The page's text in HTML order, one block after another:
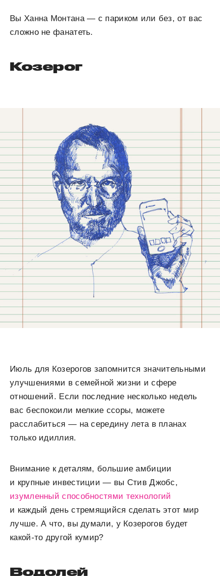
Вы Ханна Монтана — с париком или без, от вас
сложно не фанатеть.
Козерог
Июль для Козерогов запомнится значительными
улучшениями в семейной жизни и сфере
отношений. Если последние несколько недель
вас беспокоили мелкие ссоры, можете
расслабиться — на середину лета в планах
только идиллия.
Внимание к деталям, большие амбиции
и крупные инвестиции — вы Стив Джобс,
изумленный способностями технологий
и каждый день стремящийся сделать этот мир
лучше. А что, вы думали, у Козерогов будет
какой-то другой кумир?
Водолей